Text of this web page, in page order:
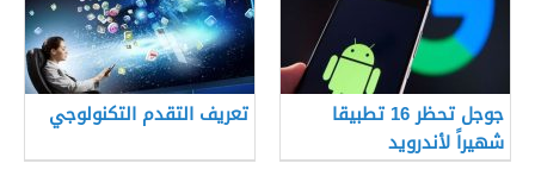
جوجل تحظر 16 تطبيقا
شهيراً لأندرويد
تعريف التقدم التكنولوجي